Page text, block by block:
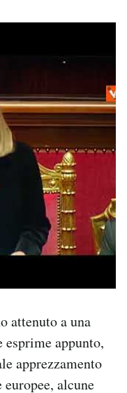
attenuto a una
esprime appunto,
apprezzamento
alcune